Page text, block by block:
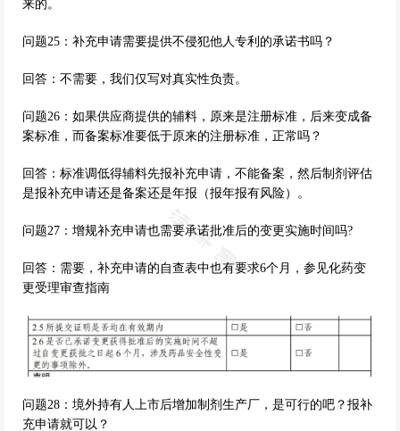
来的。
问题25：补充申请需要提供不侵犯他人专利的承诺书吗？
回答：不需要，我们仅写对真实性负责。
问题26：如果供应商提供的辅料，原来是注册标准，后来变成备
案标准，而备案标准要低于原来的注册标准，正常吗？
回答：标准调低得辅料先报补充申请，不能备案，然后制剂评估
是报补充申请还是备案还是年报（报年报有风险）。
问题27：增规补充申请也需要承诺批准后的变更实施时间吗?
回答：需要，补充申请的自查表中也有要求6个月，参见化药变
更受理审查指南
问题28：境外持有人上市后增加制剂生产厂，是可行的吧？报补
充申请就可以？